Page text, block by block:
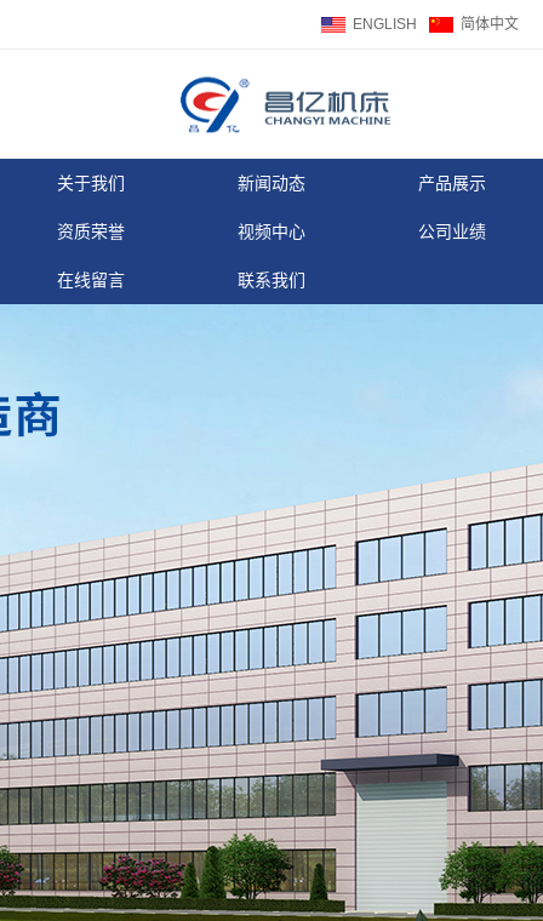
ENGLISH 简体中文
关于我们 新闻动态 产品展示
资质荣誉 视频中心 公司业绩
在线留言 联系我们